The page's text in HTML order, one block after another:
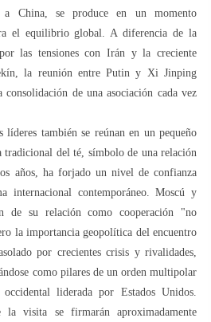
China, se produce en un momento
el equilibrio global. A diferencia de la
las tensiones con Irán y la creciente
la reunión entre Putin y Xi Jinping
consolidación de una asociación cada vez
líderes también se reúnan en un pequeño
tradicional del té, símbolo de una relación
años, ha forjado un nivel de confianza
internacional contemporáneo. Moscú y
de su relación como cooperación "no
la importancia geopolítica del encuentro
por crecientes crisis y rivalidades,
como pilares de un orden multipolar
liderada por Estados Unidos.
visita se firmarán aproximadamente